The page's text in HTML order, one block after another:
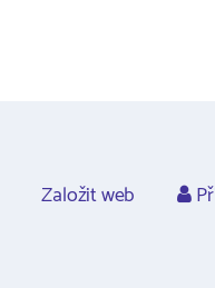
Založit web